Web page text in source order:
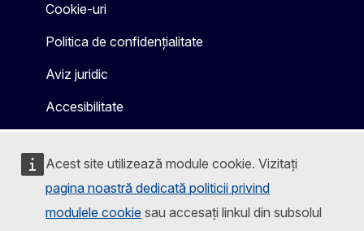
Acest site utilizează module cookie. Vizitați
pagina noastră dedicată politicii privind
modulele cookie sau accesați linkul din subsolul
Cookie-uri
Politica de confidențialitate
Aviz juridic
Accesibilitate